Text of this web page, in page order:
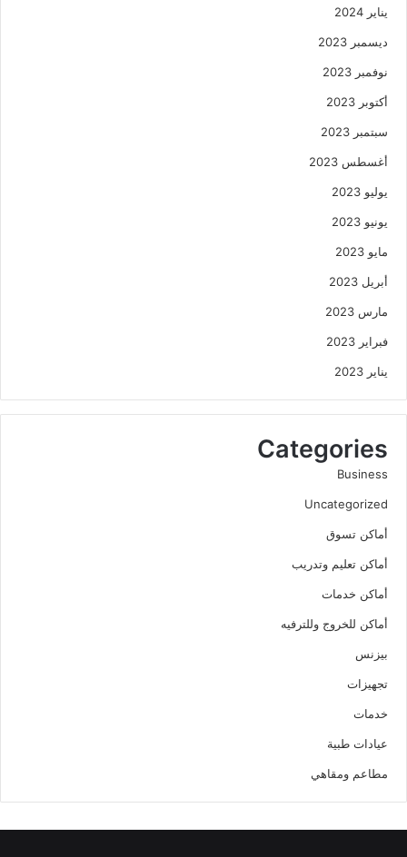
يناير 2024
ديسمبر 2023
نوفمبر 2023
أكتوبر 2023
سبتمبر 2023
أغسطس 2023
يوليو 2023
يونيو 2023
مايو 2023
أبريل 2023
مارس 2023
فبراير 2023
يناير 2023
Categories
Business
Uncategorized
أماكن تسوق
أماكن تعليم وتدريب
أماكن خدمات
أماكن للخروج وللترفيه
بيزنس
تجهيزات
خدمات
عيادات طبية
مطاعم ومقاهي